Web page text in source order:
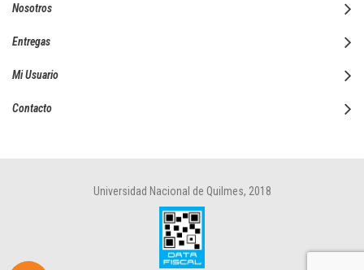
Nosotros
Entregas
Mi Usuario
Contacto
Universidad Nacional de Quilmes, 2018